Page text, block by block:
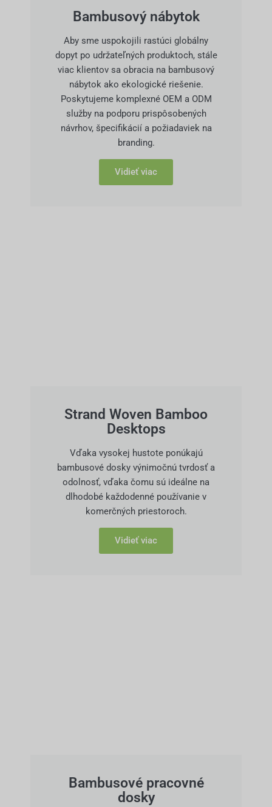
Bambusový nábytok
Aby sme uspokojili rastúci globálny
dopyt po udržateľných produktoch, stále
viac klientov sa obracia na bambusový
nábytok ako ekologické riešenie.
Poskytujeme komplexné OEM a ODM
služby na podporu prispôsobených
návrhov, špecifikácií a požiadaviek na
branding.
Vidieť viac
Strand Woven Bamboo
Desktops
Vďaka vysokej hustote ponúkajú
bambusové dosky výnimočnú tvrdosť a
odolnosť, vďaka čomu sú ideálne na
dlhodobé každodenné používanie v
komerčných priestoroch.
Vidieť viac
Bambusové pracovné
dosky